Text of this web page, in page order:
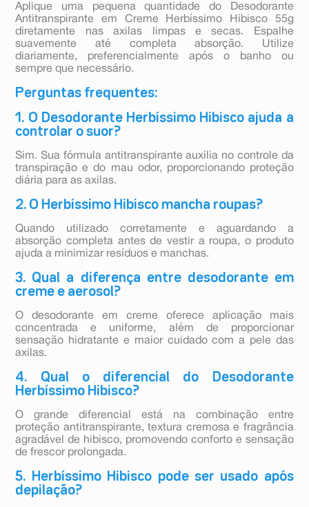
Aplique uma pequena quantidade do Desodorante
Antitranspirante em Creme Herbíssimo Hibisco 55g
diretamente nas axilas limpas e secas. Espalhe
suavemente até completa absorção. Utilize
diariamente, preferencialmente após o banho ou
sempre que necessário.
Perguntas frequentes:
1. O Desodorante Herbíssimo Hibisco ajuda a
controlar o suor?
Sim. Sua fórmula antitranspirante auxilia no controle da
transpiração e do mau odor, proporcionando proteção
diária para as axilas.
2. O Herbíssimo Hibisco mancha roupas?
Quando utilizado corretamente e aguardando a
absorção completa antes de vestir a roupa, o produto
ajuda a minimizar resíduos e manchas.
3. Qual a diferença entre desodorante em
creme e aerosol?
O desodorante em creme oferece aplicação mais
concentrada e uniforme, além de proporcionar
sensação hidratante e maior cuidado com a pele das
axilas.
4. Qual o diferencial do Desodorante
Herbíssimo Hibisco?
O grande diferencial está na combinação entre
proteção antitranspirante, textura cremosa e fragrância
agradável de hibisco, promovendo conforto e sensação
de frescor prolongada.
5. Herbíssimo Hibisco pode ser usado após
depilação?